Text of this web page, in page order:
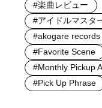
#楽曲レビュー
#アイドルマスタ
#akogare records
#Favorite Scene
#Monthly Pickup
#Pick Up Phrase